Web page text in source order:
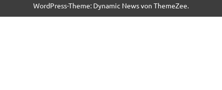
WordPress-Theme: Dynamic News von ThemeZee.